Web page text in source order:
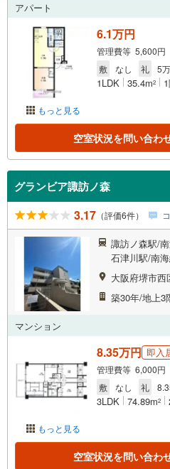
アパート
もっと見る
6.1万円
管理費等 5,600円
敷
なし 礼 5
1LDK 35.4m2
空室状況を問い合わ
グランビア諏訪ノ森
3.17 （評価6件）
諏訪ノ森駅/
石津川駅/南
大阪府堺市西
築30年/地上3
マンション
もっと見る
8.35万円 即入
管理費等 6,000円
敷
なし 礼
3LDK 74.89m2
空室状況を問い合わ